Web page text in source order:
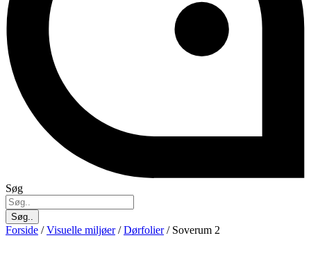
Søg
Søg..
Forside /Visuelle miljøer/Dørfolier/ Soverum 2